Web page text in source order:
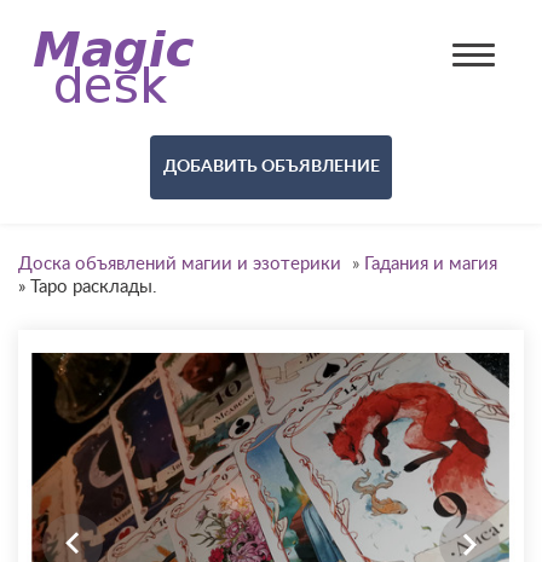
ДОБАВИТЬ ОБЪЯВЛЕНИЕ
Доска объявлений магии и эзотерики »
Гадания и магия
»
Таро расклады.